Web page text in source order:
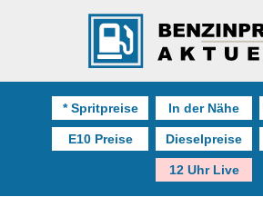
* Spritpreise In der Nähe
E10 Preise Dieselpreise
12 Uhr Live